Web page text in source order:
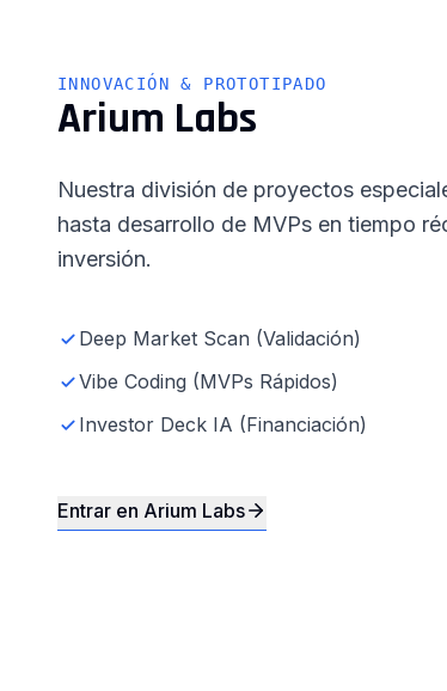
INNOVACIÓN & PROTOTIPADO
Arium Labs
Nuestra división de proyectos
hasta desarrollo de MVPs en tiempo
inversión.
Deep Market Scan (Validación)
Vibe Coding (MVPs Rápidos)
Investor Deck IA (Financiación)
Entrar en Arium Labs